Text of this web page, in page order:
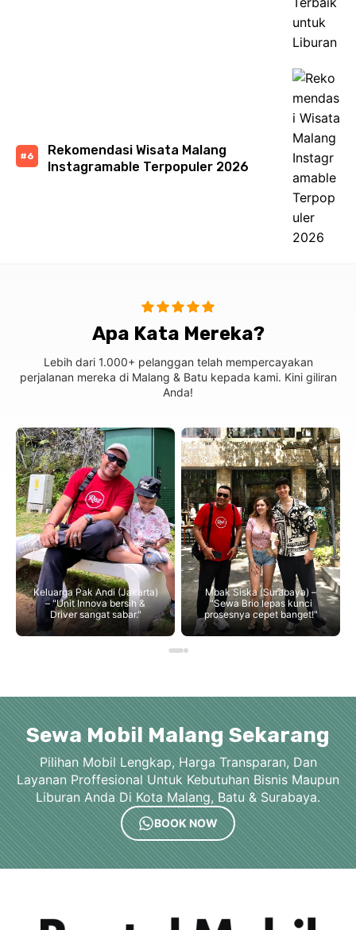
Rekomendasi Wisata Malang
Instagramable Terpopuler 2026
Apa Kata Mereka?
Lebih dari 1.000+ pelanggan telah mempercayakan
perjalanan mereka di Malang & Batu kepada kami. Kini giliran
Anda!
Keluarga Pak Andi (Jakarta)
– "Unit Innova bersih &
Driver sangat sabar."
Mbak Siska (Surabaya) –
"Sewa Brio lepas kunci
prosesnya cepet banget!"
Sewa Mobil Malang Sekarang
Pilihan Mobil Lengkap, Harga Transparan, Dan
Layanan Proffesional Untuk Kebutuhan Bisnis Maupun
Liburan Anda Di Kota Malang, Batu & Surabaya.
BOOK NOW